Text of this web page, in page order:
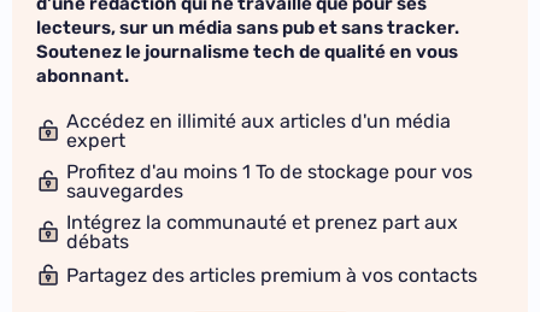
lecteurs, sur un média sans pub et sans tracker.
Soutenez le journalisme tech de qualité en vous
abonnant.
Accédez en illimité aux articles d'un média
expert
Profitez d'au moins 1 To de stockage pour vos
sauvegardes
Intégrez la communauté et prenez part aux
débats
Partagez des articles premium à vos contacts